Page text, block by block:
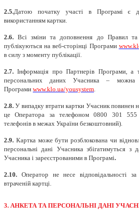
2.5.Датою початку участі в Програмі є
використанням картки.
2.6. Всі зміни та доповнення до Правил
публікуються на веб-сторінці Програми
в силу з моменту публікації.
2.7. Інформація про Партнерів Програми, а
персональних даних Учасника – можна
Програми www.klo.ua/yousystem.
2.8. У випадку втрати картки Учасник повинен
це Оператора за телефоном 0800 301 555
телефонів в межах України безкоштовний).
2.9. Картка може бути розблокована чи
персональні дані Учасника збігатимуться з
Учасника і зареєстрованими в Програмі.
2.10. Оператор не несе відповідальності
втраченій картці.
3. АНКЕТА ТА ПЕРСОНАЛЬНІ ДАНІ